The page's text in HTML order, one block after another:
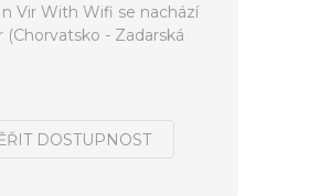
Vir With Wifi se nachází
(Chorvatsko - Zadarská
DOSTUPNOST